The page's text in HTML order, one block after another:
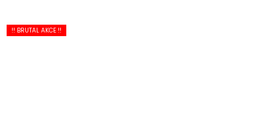
!! BRUTAL AKCE !!